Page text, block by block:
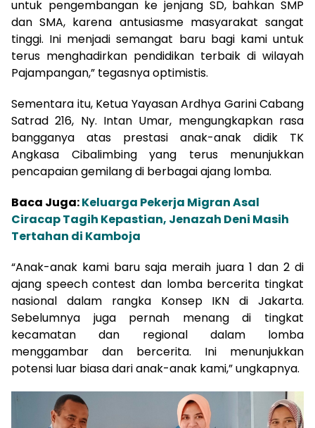
untuk pengembangan ke jenjang SD, bahkan SMP
dan SMA, karena antusiasme masyarakat sangat
tinggi. Ini menjadi semangat baru bagi kami untuk
terus menghadirkan pendidikan terbaik di wilayah
Pajampangan,” tegasnya optimistis.
Sementara itu, Ketua Yayasan Ardhya Garini Cabang
Satrad 216, Ny. Intan Umar, mengungkapkan rasa
bangganya atas prestasi anak-anak didik TK
Angkasa Cibalimbing yang terus menunjukkan
pencapaian gemilang di berbagai ajang lomba.
Baca Juga:Keluarga Pekerja Migran Asal
Ciracap Tagih Kepastian, Jenazah Deni Masih
Tertahan di Kamboja
“Anak-anak kami baru saja meraih juara 1 dan 2 di
ajang speech contest dan lomba bercerita tingkat
nasional dalam rangka Konsep IKN di Jakarta.
Sebelumnya juga pernah menang di tingkat
kecamatan dan regional dalam lomba
menggambar dan bercerita. Ini menunjukkan
potensi luar biasa dari anak-anak kami,” ungkapnya.